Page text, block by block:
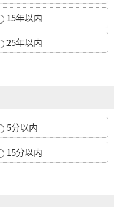
15年以内
25年以内
5分以内
15分以内